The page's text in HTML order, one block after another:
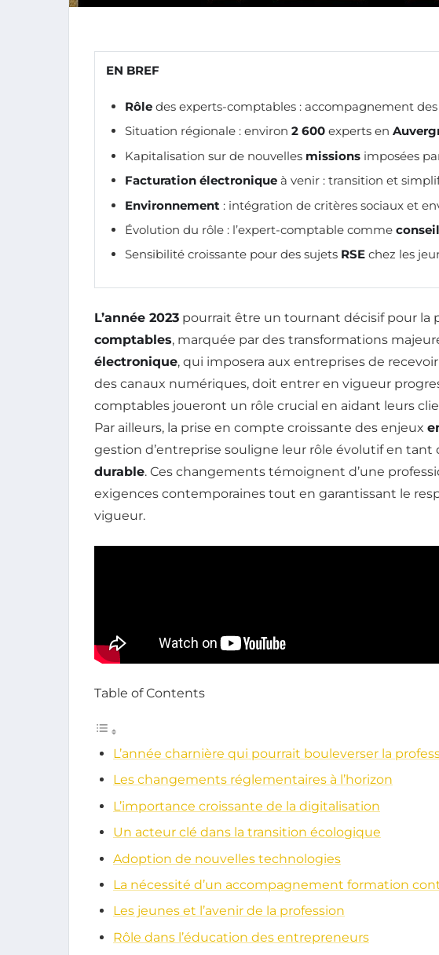
EN BREF
Rôle des experts-comptables : accompagnement des
Situation régionale : environ 2 600 experts en
Kapitalisation sur de nouvelles missions imposées
Facturation électronique à venir : transition et
Environnement : intégration de critères sociaux et
Évolution du rôle : l’expert-comptable comme conseil
Sensibilité croissante pour des sujets RSE chez les
L’année 2023 pourrait être un tournant décisif pour la
comptables, marquée par des transformations
électronique, qui imposera aux entreprises de
des canaux numériques, doit entrer en vigueur
comptables joueront un rôle crucial en aidant leurs
Par ailleurs, la prise en compte croissante des enjeux
gestion d’entreprise souligne leur rôle évolutif en tant
durable. Ces changements témoignent d’une
exigences contemporaines tout en garantissant le
vigueur.
Table of Contents
L’année charnière qui pourrait bouleverser la
Les changements réglementaires à l’horizon
L’importance croissante de la digitalisation
Un acteur clé dans la transition écologique
Adoption de nouvelles technologies
La nécessité d’un accompagnement formation
Les jeunes et l’avenir de la profession
Rôle dans l’éducation des entrepreneurs